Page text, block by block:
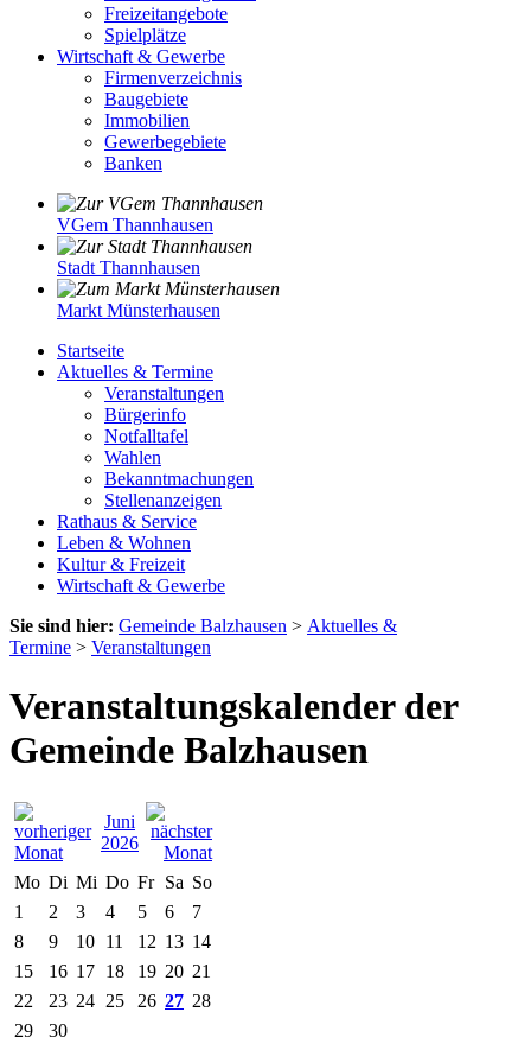
Freizeitangebote
Spielplätze
Wirtschaft & Gewerbe
Firmenverzeichnis
Baugebiete
Immobilien
Gewerbegebiete
Banken
VGem Thannhausen
Stadt Thannhausen
Markt Münsterhausen
Startseite
Aktuelles & Termine
Veranstaltungen
Bürgerinfo
Notfalltafel
Wahlen
Bekanntmachungen
Stellenanzeigen
Rathaus & Service
Leben & Wohnen
Kultur & Freizeit
Wirtschaft & Gewerbe
Sie sind hier: Gemeinde Balzhausen > Aktuelles &
Termine > Veranstaltungen
Veranstaltungskalender der
Gemeinde Balzhausen
Juni
2026
Mo Di Mi Do Fr Sa So
1
2 3 4 5 6
7
8
9 10 11 12 13 14
15
16 17 18 19 20 21
22
23 24 25 26 27 28
29
30